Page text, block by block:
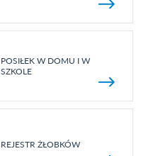
POSIŁEK W DOMU I W
SZKOLE
REJESTR ŻŁOBKÓW